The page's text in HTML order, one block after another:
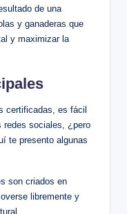
de una
y ganaderas que
y maximizar la
certificadas, es fácil
redes sociales, ¿pero
te presento algunas
son criados en
libremente y